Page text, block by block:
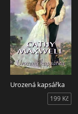
Urozená kapsářka
199 Kč